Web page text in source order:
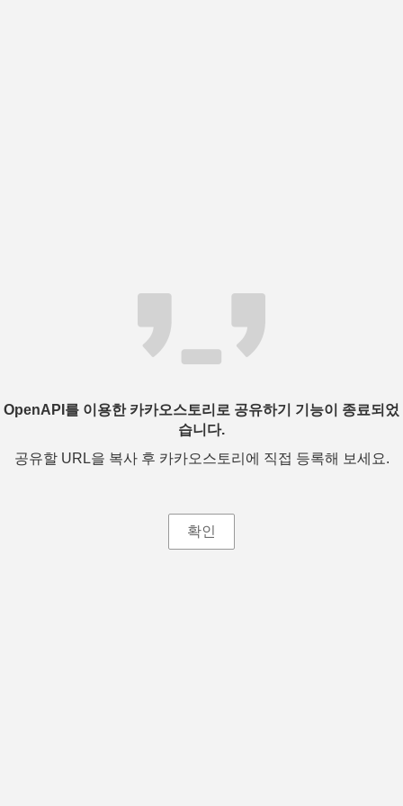
OpenAPI를 이용한 카카오스토리로 공유하기 기능이 종료되었
습니다.
공유할 URL을 복사 후 카카오스토리에 직접 등록해 보세요.
확인